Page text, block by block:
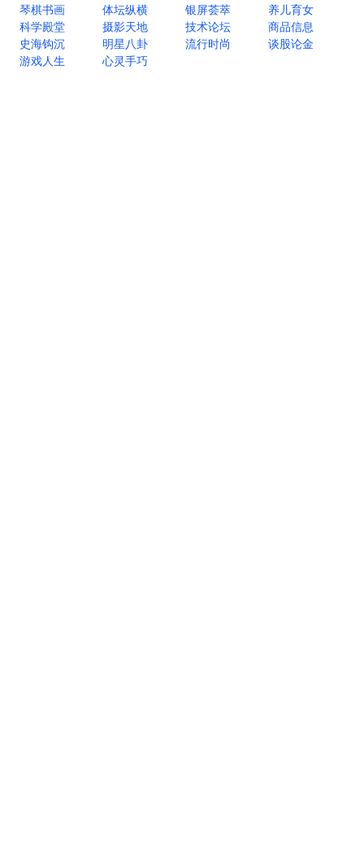
琴棋书画
体坛纵横 银屏荟萃
养儿育女
科学殿堂
摄影天地 技术论坛
商品信息
史海钩沉
明星八卦 流行时尚
谈股论金
游戏人生
心灵手巧